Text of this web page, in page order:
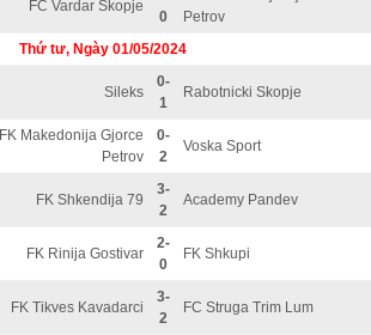
FC Vardar Skopje
0
Petrov
Thứ tư, Ngày 01/05/2024
Sileks
0-
1
Rabotnicki Skopje
FK Makedonija Gjorce
Petrov
0-
2
Voska Sport
FK Shkendija 79
3-
2
Academy Pandev
FK Rinija Gostivar
2-
0
FK Shkupi
FK Tikves Kavadarci
3-
2
FC Struga Trim Lum